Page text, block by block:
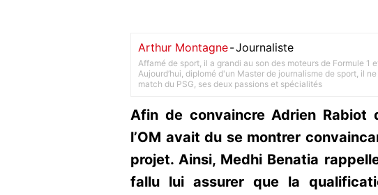
Arthur Montagne-Journaliste
Affamé de sport, il a grandi au son des moteurs de Formule 1
Aujourd’hui, diplomé d'un Master de journalisme de sport, il
match du PSG, ses deux passions et spécialités
Afin de convaincre Adrien Rabiot
l’OM avait du se montrer
projet. Ainsi, Medhi Benatia
fallu lui assurer que la